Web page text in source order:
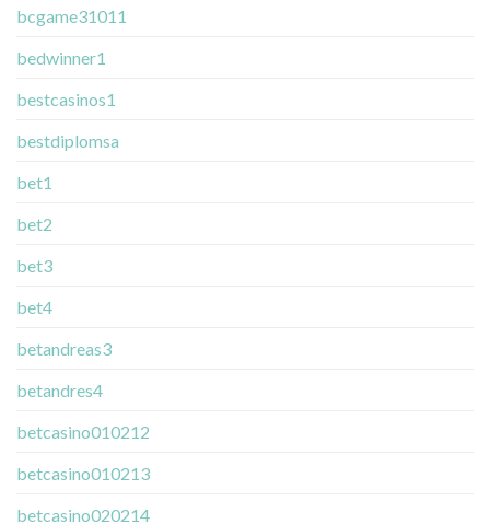
bcgame31011
bedwinner1
bestcasinos1
bestdiplomsa
bet1
bet2
bet3
bet4
betandreas3
betandres4
betcasino010212
betcasino010213
betcasino020214